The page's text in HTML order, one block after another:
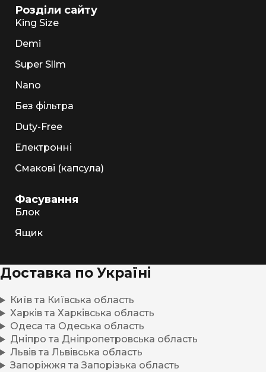
Розділи сайту
King Size
Demi
Super Slim
Nano
Без фільтра
Duty-Free
Електронні
Смакові (капсула)
Фасування
Блок
Ящик
Доставка по Україні
Київ та Київська область
Харків та Харківська область
Одеса та Одеська область
Дніпро та Дніпропетровська область
Львів та Львівська область
Запоріжжя та Запорізька область